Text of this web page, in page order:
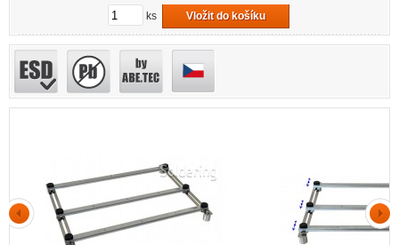
ks Vložit do košíku